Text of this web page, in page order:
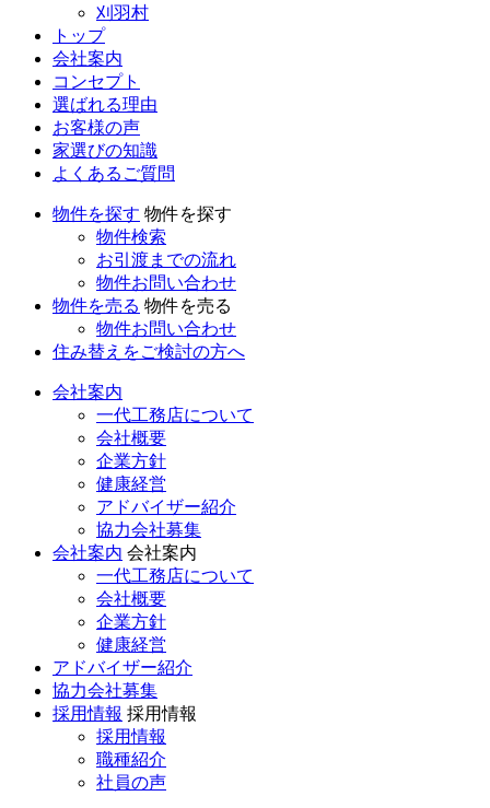
刈羽村
トップ
会社案内
コンセプト
選ばれる理由
お客様の声
家選びの知識
よくあるご質問
物件を探す 物件を探す
物件検索
お引渡までの流れ
物件お問い合わせ
物件を売る 物件を売る
物件お問い合わせ
住み替えをご検討の方へ
会社案内
一代工務店について
会社概要
企業方針
健康経営
アドバイザー紹介
協力会社募集
会社案内 会社案内
一代工務店について
会社概要
企業方針
健康経営
アドバイザー紹介
協力会社募集
採用情報 採用情報
採用情報
職種紹介
社員の声